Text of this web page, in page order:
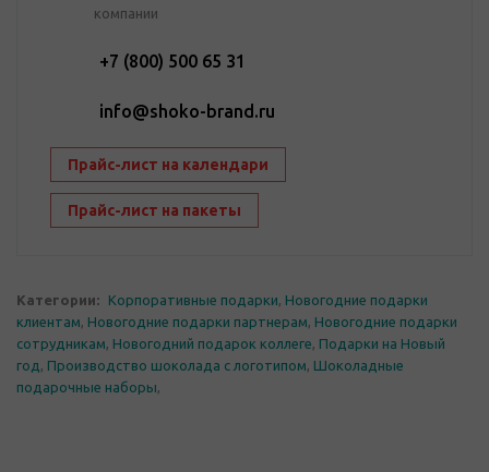
компании
+7 (800) 500 65 31
info@shoko-brand.ru
Прайс-лист на календари
Прайс-лист на пакеты
Категории: Корпоративные подарки, Новогодние подарки
клиентам, Новогодние подарки партнерам, Новогодние подарки
сотрудникам, Новогодний подарок коллеге, Подарки на Новый
год , Производство шоколада с логотипом, Шоколадные
подарочные наборы,